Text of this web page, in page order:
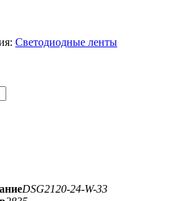
Светодиодные ленты
DSG2120-24-W-33